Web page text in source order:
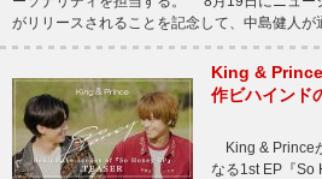
がリリースされることを記念して、中島健人が
King &
作ビハインド
King & Prince
なる1st EP『So